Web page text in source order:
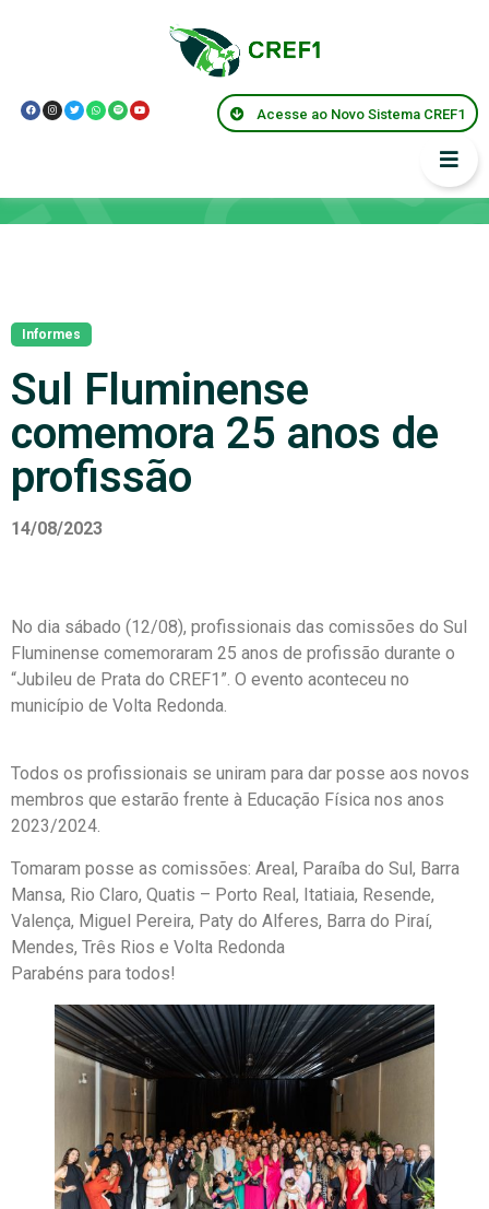
Acesse ao Novo Sistema CREF1
Informes
Sul Fluminense
comemora 25 anos de
profissão
14/08/2023
No dia sábado (12/08), profissionais das comissões do Sul
Fluminense comemoraram 25 anos de profissão durante o
“Jubileu de Prata do CREF1”. O evento aconteceu no
município de Volta Redonda.
Todos os profissionais se uniram para dar posse aos novos
membros que estarão frente à Educação Física nos anos
2023/2024.
Tomaram posse as comissões: Areal, Paraíba do Sul, Barra
Mansa, Rio Claro, Quatis – Porto Real, Itatiaia, Resende,
Valença, Miguel Pereira, Paty do Alferes, Barra do Piraí,
Mendes, Três Rios e Volta Redonda
Parabéns para todos!